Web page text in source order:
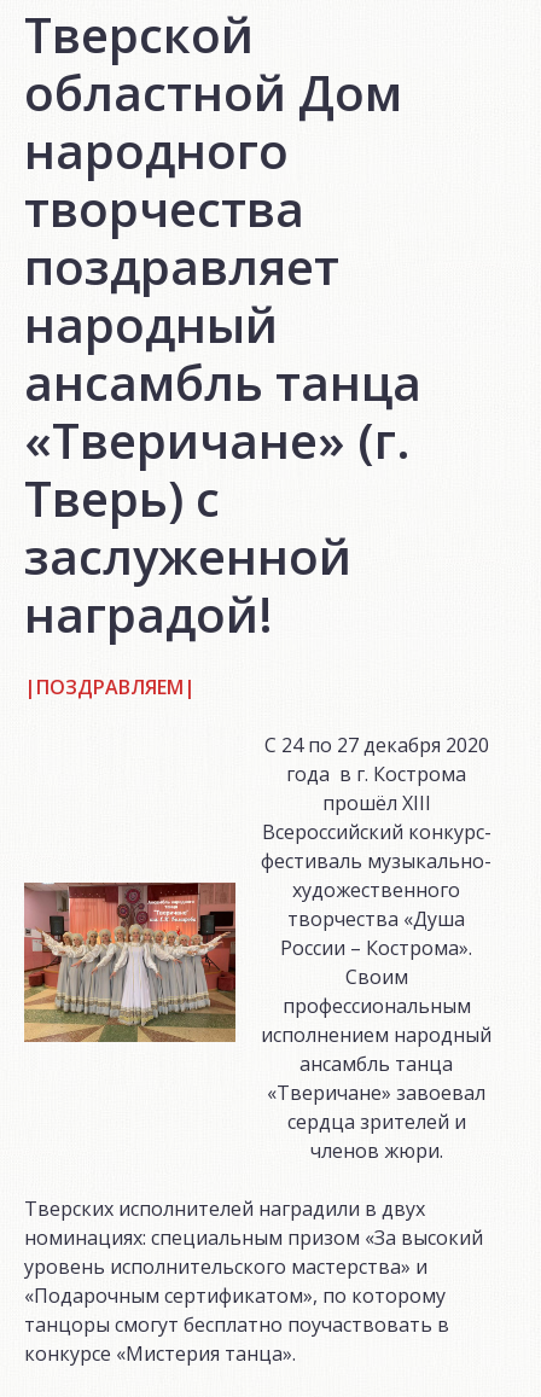
Тверской
областной Дом
народного
творчества
поздравляет
народный
ансамбль танца
«Тверичане» (г.
Тверь) с
заслуженной
наградой!
|ПОЗДРАВЛЯЕМ|
С 24 по 27 декабря 2020
года в г. Кострома
прошёл XIII
Всероссийский конкурс-
фестиваль музыкально-
художественного
творчества «Душа
России – Кострома».
Своим
профессиональным
исполнением народный
ансамбль танца
«Тверичане» завоевал
сердца зрителей и
членов жюри.
Тверских исполнителей наградили в двух
номинациях: специальным призом «За высокий
уровень исполнительского мастерства» и
«Подарочным сертификатом», по которому
танцоры смогут бесплатно поучаствовать в
конкурсе «Мистерия танца».